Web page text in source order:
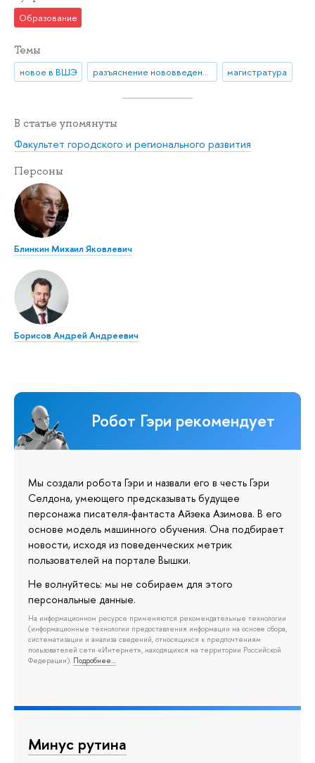
Образование
Темы
новое в ВШЭ разъяснение нововведения магистратура
В статье упомянуты
Факультет городского и регионального развития
Персоны
Блинкин Михаил Яковлевич
Борисов Андрей Андреевич
Робот Гэри рекомендует
Мы создали робота Гэри и назвали его в честь Гэри
Селдона, умеющего предсказывать будущее
персонажа писателя-фантаста Айзека Азимова. В его
основе модель машинного обучения. Она подбирает
новости, исходя из поведенческих метрик
пользователей на портале Вышки.
Не волнуйтесь: мы не собираем для этого
персональные данные.
На информационном ресурсе применяются рекомендательные технологии
(информационные технологии предоставления информации на основе сбора,
систематизации и анализа сведений, относящихся к предпочтениям
пользователей сети «Интернет», находящихся на территории Российской
Федерации). Подробнее…
Минус рутина